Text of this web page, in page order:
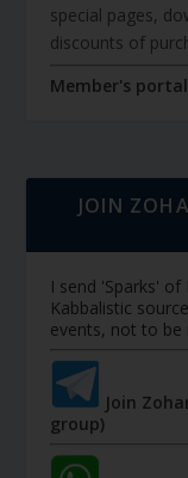
special pages,
discounts of
Member's portal
JOIN
I send 'Sparks'
Kabbalistic
events, not to be
Join
group)